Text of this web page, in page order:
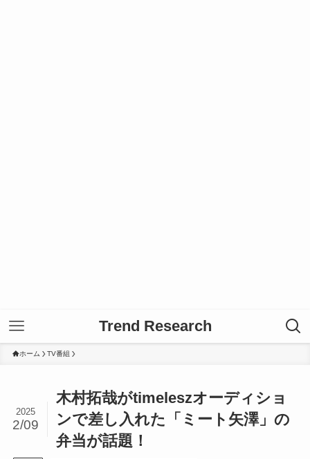
Trend Research
ホーム TV番組
木村拓哉がtimeleszオーディショ
ンで差し入れた「ミート矢澤」の
弁当が話題！
2025
2/09